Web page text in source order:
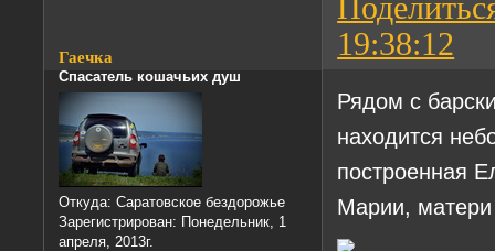
19:38:12
Гаечка
Спасатель кошачьих душ
Откуда: Саратовское бездорожье
Зарегистрирован: Понедельник, 1
апреля, 2013г.
Рядом с
находится
построенная
Марии,